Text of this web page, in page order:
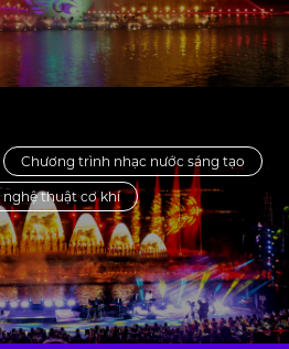
Chương trình nhạc nước sáng tạo
nghệ thuật cơ khí